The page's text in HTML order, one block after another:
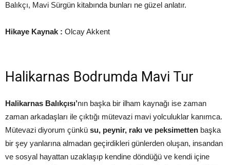
Balıkçı, Mavi Sürgün kitabında bunları ne güzel anlatır.
Hikaye Kaynak : Olcay Akkent
Halikarnas Bodrumda Mavi Tur
Halikarnas Balıkçısı’nın başka bir ilham kaynağı ise zaman
zaman arkadaşları ile çıktığı mütevazi mavi yolculuklar kanımca.
Mütevazi diyorum çünkü su, peynir, rakı ve peksimetten başka
bir şey yanlarına almadan geçirdikleri günlerden oluşan, insandan
ve sosyal hayattan uzaklaşıp kendine döndüğü ve kendi içine